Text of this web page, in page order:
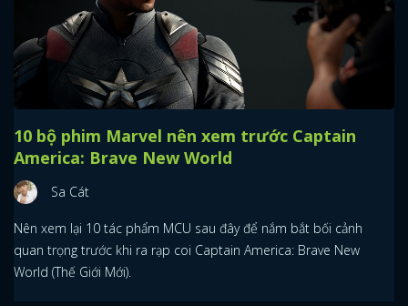
10 bộ phim Marvel nên xem trước Captain
America: Brave New World
Sa Cát
Nên xem lại 10 tác phẩm MCU sau đây để nắm bắt bối cảnh
quan trọng trước khi ra rạp coi Captain America: Brave New
World (Thế Giới Mới).